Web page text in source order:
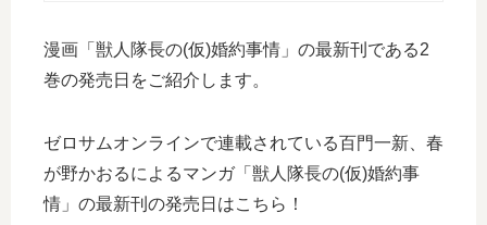
漫画「獣人隊長の(仮)婚約事情」の最新刊である2
巻の発売日をご紹介します。
ゼロサムオンラインで連載されている百門一新、春
が野かおるによるマンガ「獣人隊長の(仮)婚約事
情」の最新刊の発売日はこちら！